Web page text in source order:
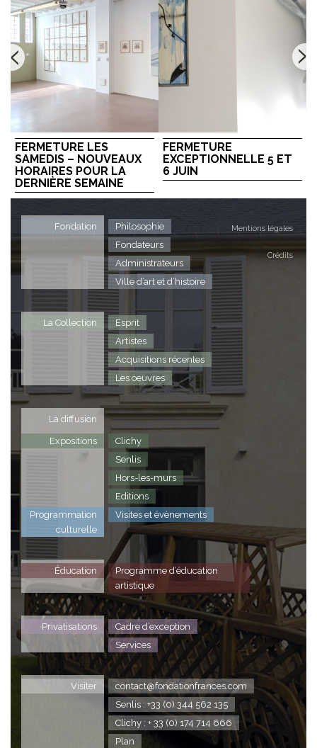
FERMETURE LES
SAMEDIS – NOUVEAUX
HORAIRES POUR LA
DERNIÈRE SEMAINE
FERMETURE
EXCEPTIONNELLE 5 ET
6 JUIN
Mentions légales
Crédits
Fondation
Philosophie
Fondateurs
Administrateurs
Ville d’art et d’histoire
La Collection
Esprit
Artistes
Acquisitions récentes
Les oeuvres
La diffusion
Expositions
Clichy
Senlis
Hors-les-murs
Editions
Programmation
culturelle
Visites et évènements
Éducation
Programme d’éducation
artistique
Privatisations
Cadre d’exception
Services
Visiter
contact@fondationfrances.com
Senlis : +33 (0) 344 562 135
Clichy : + 33 (0) 174 714 666
Plan